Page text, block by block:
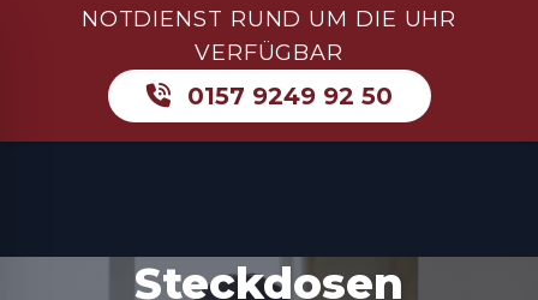
NOTDIENST RUND UM DIE UHR
VERFÜGBAR
0157 9249 92 50
Steckdosen